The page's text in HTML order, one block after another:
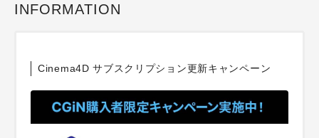
INFORMATION
Cinema4D サブスクリプション更新キャンペーン